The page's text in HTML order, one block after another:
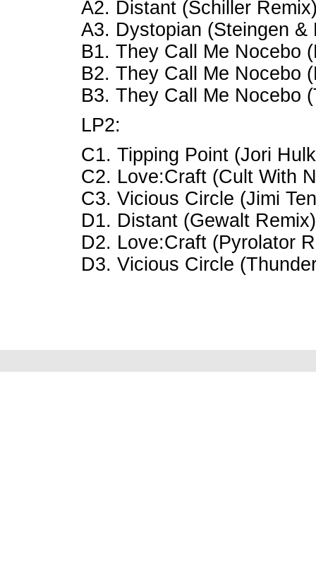
A2. Distant (Schiller
A3. Dystopian (Steingen &
B1. They Call Me Nocebo
B2. They Call Me Nocebo
B3. They Call Me Nocebo
LP2:
C1. Tipping Point (Jori
C2. Love:Craft (Cult With
C3. Vicious Circle (Jimi
D1. Distant (Gewalt Remix)
D2. Love:Craft (Pyrolator
D3. Vicious Circle